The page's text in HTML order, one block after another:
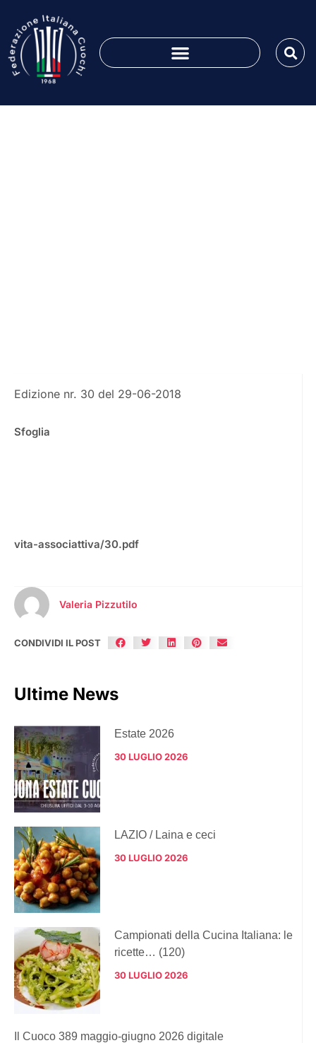
Edizione nr. 30 del 29-06-2018
Sfoglia
vita-associattiva/30.pdf
Valeria Pizzutilo
CONDIVIDI IL POST
Ultime News
Estate 2026
30 LUGLIO 2026
LAZIO / Laina e ceci
30 LUGLIO 2026
Campionati della Cucina Italiana: le
ricette… (120)
30 LUGLIO 2026
Il Cuoco 389 maggio-giugno 2026 digitale